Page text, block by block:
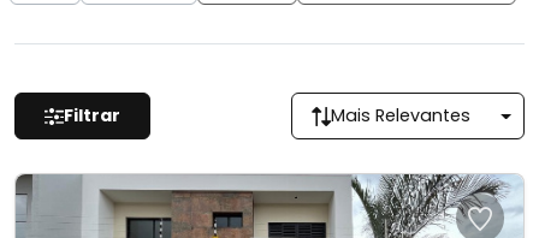
Filtrar Mais Relevantes